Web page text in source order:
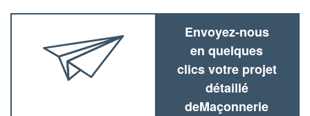
Envoyez-nous
en quelques
clics votre projet
détaillé
deMaçonnerie